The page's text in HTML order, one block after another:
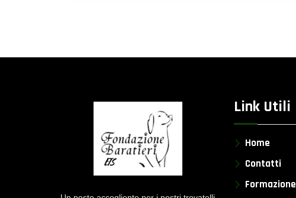
Link Utili
Home
Contatti
Formazione